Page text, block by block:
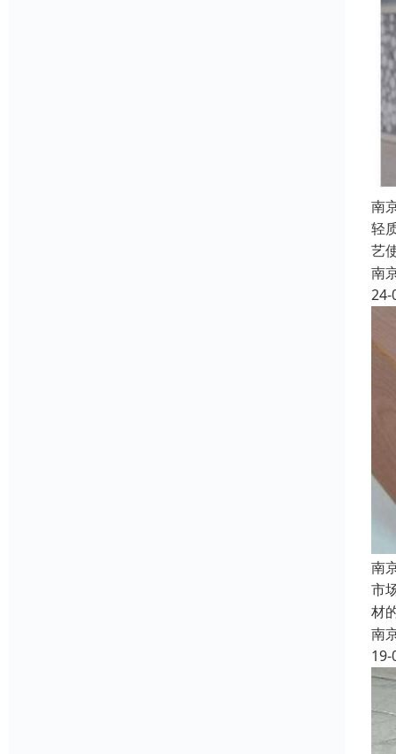
南
轻
艺
南
24-
南
市
材
南
19-